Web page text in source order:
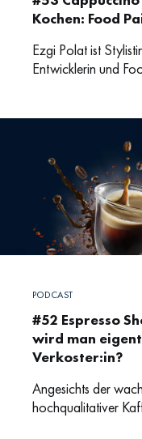
Kochen: Food
Ezgi Polat ist
Entwicklerin und
kombinieren.
PODCAST
#52 Espresso
wird man
Verkoster:in?
Angesichts der
hochqualitativer